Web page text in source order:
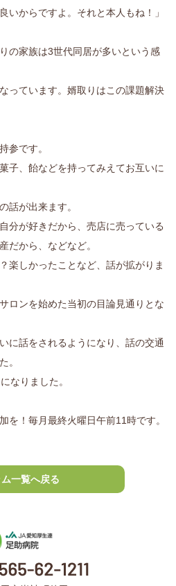
いからですよ。それと本人もね！」
の家族は3世代同居が多いという感
っています。婿取りはこの課題解決
参です。
子、飴などを持ってみえてお互いに
話が出来ます。
分が好きだから、売店に売っている
だから、などなど。
楽しかったことなど、話が拡がりま
ロンを始めた当初の目論見通りとな
に話をされるようになり、話の交通
。
なりました。
を！毎月最終火曜日午前11時です。
ム一覧へ戻る